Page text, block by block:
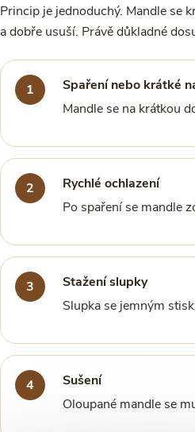
Princip je jednoduchý. Mandle se
a dobře usuší. Právě důkladné
Spaření nebo krátké
Mandle se na krátkou
Rychlé ochlazení
Po spaření se mandle
Stažení slupky
Slupka se jemným
Sušení
Oloupané mandle se